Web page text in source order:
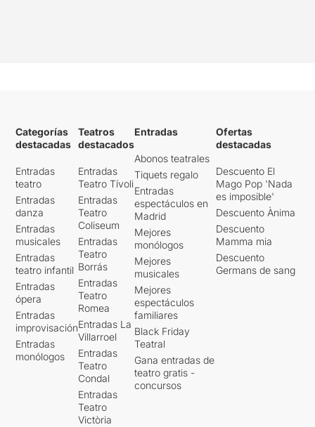
Categorías
destacadas
Entradas
teatro
Entradas
danza
Entradas
musicales
Entradas
teatro infantil
Entradas
ópera
Entradas
improvisación
Entradas
monólogos
Teatros
destacados
Entradas
Teatro Tívoli
Entradas
Teatro
Coliseum
Entradas
Teatro
Borrás
Entradas
Teatro
Romea
Entradas La
Villarroel
Entradas
Teatro
Condal
Entradas
Teatro
Victòria
Entradas
Abonos teatrales
Tiquets regalo
Entradas
espectáculos en
Madrid
Mejores
monólogos
Mejores
musicales
Mejores
espectáculos
familiares
Black Friday
Teatral
Gana entradas de
teatro gratis -
concursos
Ofertas
destacadas
Descuento El
Mago Pop 'Nada
es imposible'
Descuento Ànima
Descuento
Mamma mia
Descuento
Germans de sang